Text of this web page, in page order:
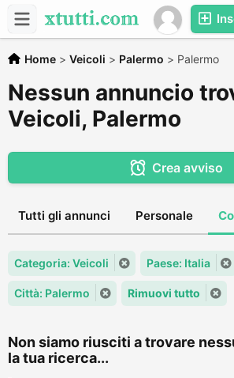
Home > Veicoli > Palermo > Palermo
Nessun annuncio
Veicoli, Palermo
Crea avviso
Tutti gli annunci Personale
Categoria: Veicoli Paese: Italia
Città: Palermo Rimuovi tutto
Non siamo riusciti a trovare
la tua ricerca...